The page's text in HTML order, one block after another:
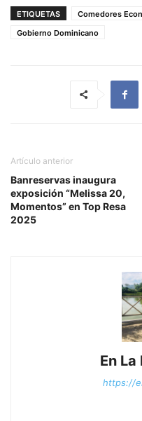
ETIQUETAS
Comedores
Gobierno Dominicano
Artículo anterior
Banreservas inaugura
exposición “Melissa 20,
Momentos” en Top Resa
2025
En La
https://